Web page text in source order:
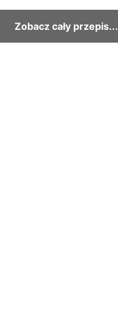
Zobacz cały przepis...